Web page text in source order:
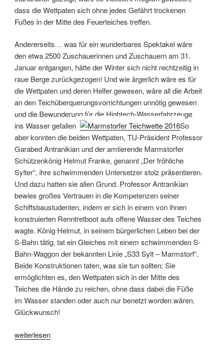
dass die Wettpaten sich ohne jedes Gefährt trockenen
Fußes in der Mitte des Feuerteiches treffen.
Andererseits… was für ein wunderbares Spektakel wäre
den etwa 2500 Zuschauerinnen und Zuschauern am 31.
Januar entgangen, hätte der Winter sich nicht rechtzeitig in
raue Berge zurückgezogen! Und wie ärgerlich wäre es für
die Wettpaten und deren Helfer gewesen, wäre all die Arbeit
an den Teichüberquerungsvorrichtungen unnötig gewesen
und die Bewunderung für die Hightech-Wasserfahrzeuge
ins Wasser gefallen.
So
aber konnten die beiden Wettpaten, TU-Präsident Professor
Garabed Antranikian und der amtierende Marmstorfer
Schützenkönig Helmut Franke, genannt „Der fröhliche
Sylter“, ihre schwimmenden Untersetzer stolz präsentieren.
Und dazu hatten sie allen Grund. Professor Antranikian
bewies großes Vertrauen in die Kompetenzen seiner
Schiffsbaustudenten, indem er sich in einem von ihnen
konstruierten Renntretboot aufs offene Wasser des Teiches
wagte. König Helmut, in seinem bürgerlichen Leben bei der
S-Bahn tätig, tat ein Gleiches mit einem schwimmenden S-
Bahn-Waggon der bekannten Linie „S33 Sylt – Marmstorf“.
Beide Konstruktionen taten, was sie tun sollten: Sie
ermöglichten es, den Wettpaten sich in der Mitte des
Teiches die Hände zu reichen, ohne dass dabei die Füße
im Wasser standen oder auch nur benetzt worden wären.
Glückwunsch!
„Mit
weiterlesen